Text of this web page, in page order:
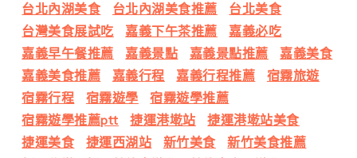
台北內湖美食
台北內湖美食推薦
台北美食
台灣美食展試吃
嘉義下午茶推薦
嘉義必吃
嘉義早午餐推薦
嘉義景點 嘉義景點推薦
嘉義美食
嘉義美食推薦
嘉義行程 嘉義行程推薦
宿霧旅遊
宿霧行程
宿霧遊學
宿霧遊學推薦
宿霧遊學推薦ptt
捷運港墘站
捷運港墘站美食
捷運美食
捷運西湖站 新竹美食
新竹美食推薦